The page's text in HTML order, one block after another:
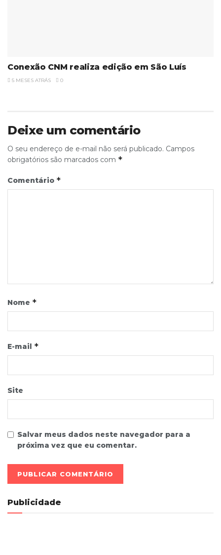
Conexão CNM realiza edição em São Luís
5 MESES ATRÁS 0
Deixe um comentário
O seu endereço de e-mail não será publicado. Campos
obrigatórios são marcados com *
Comentário *
Nome *
E-mail *
Site
Salvar meus dados neste navegador para a
próxima vez que eu comentar.
Publicidade